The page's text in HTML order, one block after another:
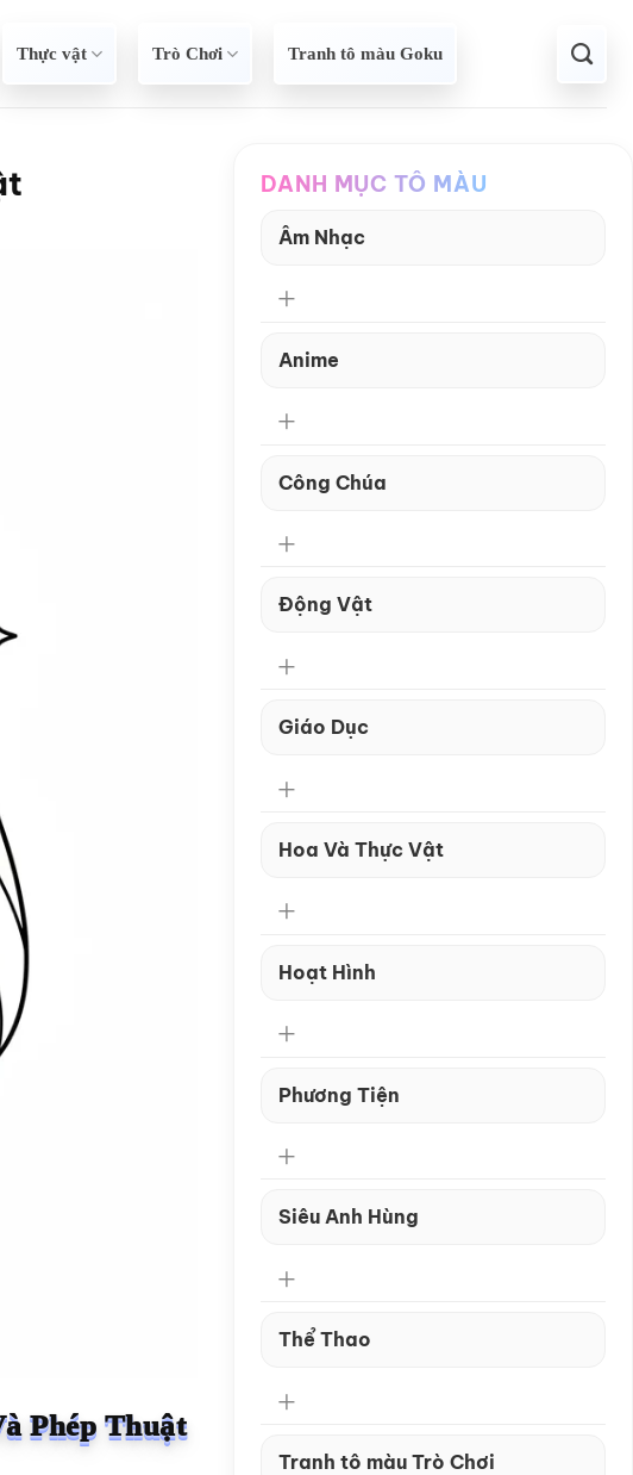
Thực vật Trò Chơi Tranh tô màu Goku
Phép Thuật
DANH MỤC TÔ MÀU
Âm Nhạc
Anime
Công Chúa
Động Vật
Giáo Dục
Hoa Và Thực Vật
Hoạt Hình
Phương Tiện
Siêu Anh Hùng
Thể Thao
Tranh tô màu Trò Chơi